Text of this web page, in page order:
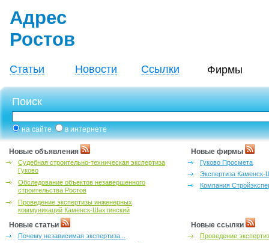
Адрес
Ростов
Статьи Новости Ссылки Фирмы
Поиск
на сайте в интернете
Новые объявления
Судебная строительно-техническая экспертиза
Гуково
Обследование объектов незавершенного
строительства Ростов
Проведение экспертизы инженерных
коммуникаций Каменск-Шахтинский
Новые фирмы
Гуково Просмета
Экспертиза Каменск-
Компания
Новые статьи
Почему независимая экспертиза...
Новые ссылки
Проведение